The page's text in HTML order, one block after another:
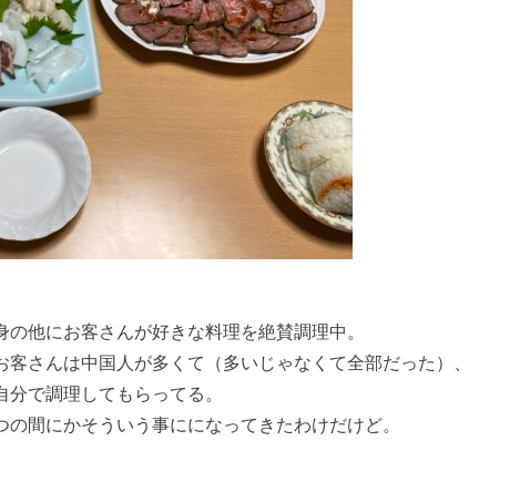
他にお客さんが好きな料理を絶賛調理中。
さんは中国人が多くて（多いじゃなくて全部だった）、
で調理してもらってる。
間にかそういう事にになってきたわけだけど。